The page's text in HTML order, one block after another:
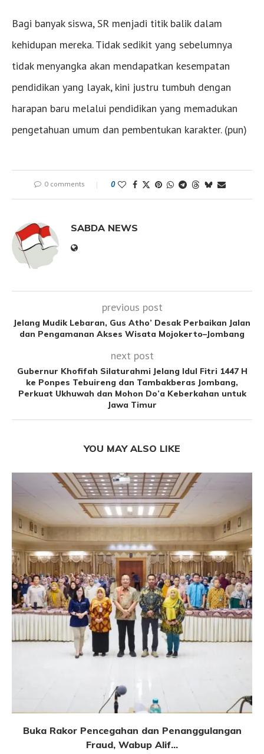
Bagi banyak siswa, SR menjadi titik balik dalam
kehidupan mereka. Tidak sedikit yang sebelumnya
tidak menyangka akan mendapatkan kesempatan
pendidikan yang layak, kini justru tumbuh dengan
harapan baru melalui pendidikan yang memadukan
pengetahuan umum dan pembentukan karakter. (pun)
0 comments 0
SABDA NEWS
previous post
Jelang Mudik Lebaran, Gus Atho’ Desak Perbaikan Jalan
dan Pengamanan Akses Wisata Mojokerto–Jombang
next post
Gubernur Khofifah Silaturahmi Jelang Idul Fitri 1447 H
ke Ponpes Tebuireng dan Tambakberas Jombang,
Perkuat Ukhuwah dan Mohon Do’a Keberkahan untuk
Jawa Timur
YOU MAY ALSO LIKE
Buka Rakor Pencegahan dan Penanggulangan
Fraud, Wabup Alif...